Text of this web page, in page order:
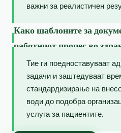
важни за реалистичен
Како шаблоните за
работниот процес во
Тие ги поедноставуваат
задачи и заштедуваат
стандардизирање на
води до подобра
услуга за пациентите.